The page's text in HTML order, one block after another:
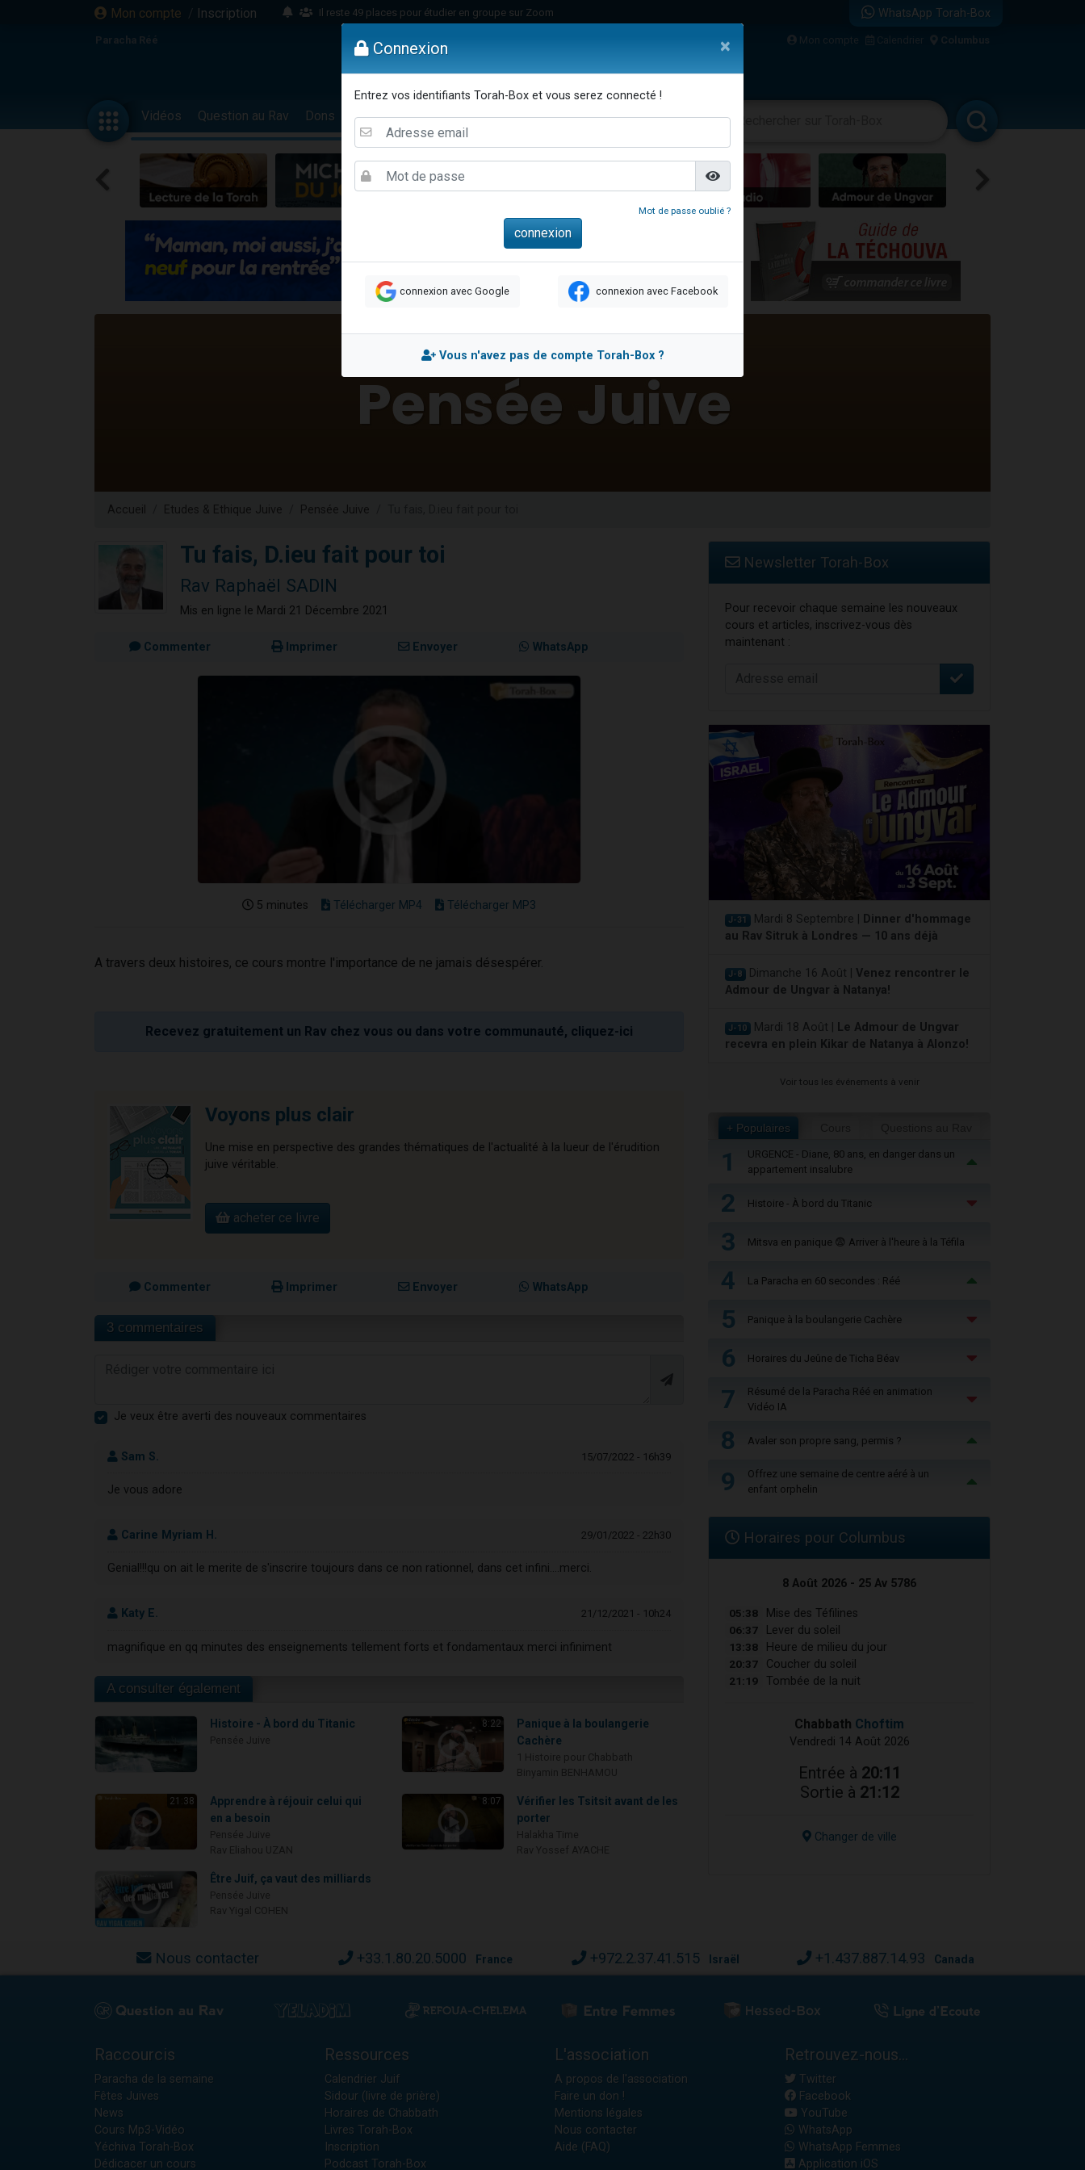
Mon compte / Inscription
Il reste 49 places pour étudier en groupe sur Zoom
16 personnes viennent de faire un don pour Diane, 80 ans, dans un appartement insalubre
2 personnes viennent de faire un don pour 1 Journée de Vacances Pour les Enfants
17 personnes viennent de demander une bénédiction
4 personnes viennent de nous rejoindre sur WhatsApp
Il reste 49 places pour étudier en groupe sur Zoom
4 personnes viennent de nous rejoindre sur WhatsApp
3 personnes viennent de nous rejoindre sur WhatsApp
Odaya vient de donner son Maasser
2 personnes viennent de nous rejoindre sur WhatsApp
13 personnes viennent de demander une bénédiction
30 personnes viennent de faire un don pour Sauvez la jambe de Yohan
Il reste 49 places pour étudier en groupe sur Zoom
WhatsApp Torah-Box
Paracha Réé Mon compte Calendrier Columbus
Vidéos Question au Rav Dons Femmes Enfants Etude sur Texte Musique Paracha Divertissements
Accueil Etudes & Ethique Juive Pensée Juive
Tu fais, D.ieu fait pour toi
Rav Raphaël SADIN
Mis en ligne le Mardi 21 Décembre 2021
Commenter Imprimer Envoyer WhatsApp
5 minutes Télécharger MP4 Télécharger MP3
A travers deux histoires, ce cours montre l'importance de ne jamais désespérer.
Recevez gratuitement un Rav chez vous ou dans votre communauté, cliquez-ici
Voyons plus clair
Une mise en perspective des grandes thématiques de l'actualité à la lueur de l'érudition
juive véritable.
acheter ce livre
Commenter Imprimer Envoyer WhatsApp
3 commentaires
Je veux être averti des nouveaux commentaires
Sam S. 15/07/2022 - 16h39
Je vous adore
Carine Myriam H. 29/01/2022 - 22h30
Genial!!!qu on ait le merite de s'inscrire toujours dans ce non rationnel, dans cet infini....merci.
Katy E. 21/12/2021 - 10h24
magnifique en qq minutes des enseignements tellement forts et fondamentaux merci infiniment
A consulter également
Histoire - À bord du Titanic 8:22
Panique à la boulangerie
Cachère
21:38
Apprendre à réjouir celui qui
en a besoin
8:07
Vérifier les Tsitsit avant de les
porter
Être Juif, ça vaut des milliards
Newsletter Torah-Box
Pour recevoir chaque semaine les nouveaux
cours et articles, inscrivez-vous dès
maintenant :
J-31 Mardi 8 Septembre |
Dinner d'hommage
au Rav Sitruk à Londres — 10 ans déjà
J-8 Dimanche 16 Août | Venez rencontrer le
Admour de Ungvar à Natanya!
J-10 Mardi 18 Août |
Le Admour de Ungvar
recevra en plein Kikar de Natanya à Alonzo!
Voir tous les événements à venir
+ Populaires
1
URGENCE - Diane, 80 ans, en danger dans un
appartement insalubre
2 Histoire - À bord du Titanic
3 Mitsva en panique 😨 Arriver à l'heure à la Téfila
4 La Paracha en 60 secondes : Réé
5 Panique à la boulangerie Cachère
6 Horaires du Jeûne de Ticha Béav
7
Résumé de la Paracha Réé en animation
Vidéo IA
8 Avaler son propre sang, permis ?
9
Offrez une semaine de centre aéré à un
enfant orphelin
Horaires pour Columbus
8 Août 2026 - 25 Av 5786
05:38 Mise des Téfilines
06:37 Lever du soleil
13:38 Heure de milieu du jour
20:37 Coucher du soleil
21:19 Tombée de la nuit
Chabbath Choftim
Vendredi 14 Août 2026
Entrée à 20:11
Sortie à 21:12
Changer de ville
Nous contacter +33.1.80.20.5000 France +972.2.37.41.515 Israël +1.437.887.14.93 Canada
Raccourcis
Paracha de la semaine
Fêtes Juives
News
Cours Mp3-Vidéo
Yéchiva Torah-Box
Dédicacer un cours
Ressources
Calendrier Juif
Sidour (livre de prière)
Horaires de Chabbath
Livres Torah-Box
Inscription
Podcast Torah-Box
L'association
A propos de l'association
Faire un don !
Mentions légales
Nous contacter
Aide (FAQ)
Retrouvez-nous...
Twitter
Facebook
YouTube
WhatsApp
WhatsApp Femmes
Application iOS
Connexion ×
Entrez vos identifiants Torah-Box et vous serez connecté !
Mot de passe oublié ?
connexion avec Google connexion avec Facebook
Vous n'avez pas de compte Torah-Box ?